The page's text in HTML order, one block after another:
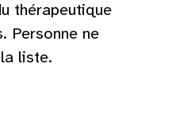
thérapeutique
Personne ne
liste.